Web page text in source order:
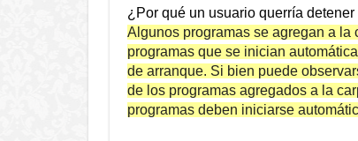
¿Por qué un usuario querría
Algunos programas se agregan a
programas que se inician
de arranque. Si bien puede
de los programas agregados a la
programas deben iniciarse